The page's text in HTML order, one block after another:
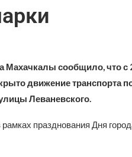
Махачкалы сообщило, что с
движение транспорта
Леваневского.
празднования Дня